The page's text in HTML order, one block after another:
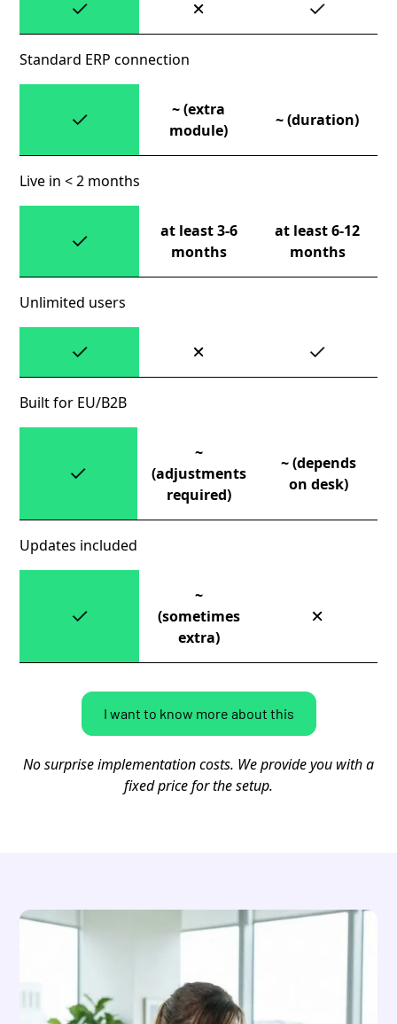
Standard ERP connection
~ (extra
module)
~ (duration)
Live in < 2 months
at least 3-6
months
at least 6-12
months
Unlimited users
Built for EU/B2B
~
(adjustments
required)
~ (depends
on desk)
Updates included
~
(sometimes
extra)
I want to know more about this
No surprise implementation costs. We provide you with a
fixed price for the setup.